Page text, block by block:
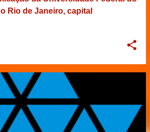
Rio de Janeiro, capital